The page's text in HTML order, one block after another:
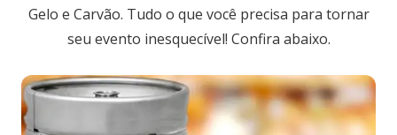
Gelo e Carvão. Tudo o que você precisa para tornar
seu evento inesquecível! Confira abaixo.